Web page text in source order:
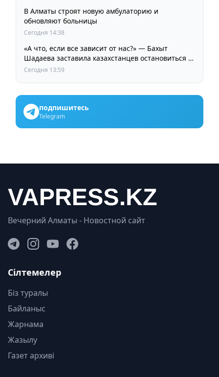
В Алматы строят новую амбулаторию и
обновляют больницы
Сегодня 14:38
«А что, если все зависит от нас?» — Бахыт
Шадаева заставила казахстанцев остановиться и
задуматься
Сегодня 13:59
подпишитесь
Telegram
Вечерний Алматы - Новостной сайт
Сілтемелер
Біз туралы
Байланыс
Жарнама
Жазылу
Газет архиві